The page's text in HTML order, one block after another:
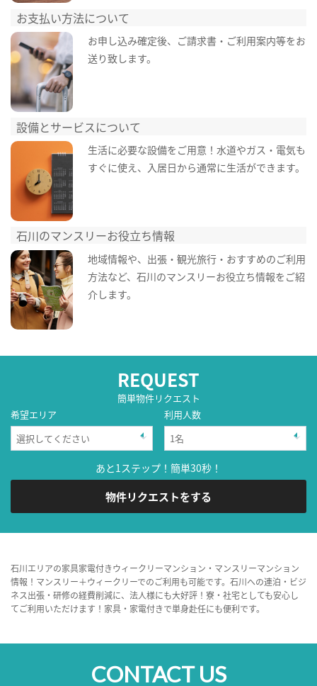
お支払い方法について
お申し込み確定後、ご請求書・ご利用案内等をお
送り致します。
設備とサービスについて
生活に必要な設備をご用意！水道やガス・電気も
すぐに使え、入居日から通常に生活ができます。
石川のマンスリーお役立ち情報
地域情報や、出張・観光旅行・おすすめのご利用
方法など、石川のマンスリーお役立ち情報をご紹
介します。
REQUEST
簡単物件リクエスト
希望エリア
利用人数
あと1ステップ！簡単30秒！
物件リクエストをする
石川エリアの家具家電付きウィークリーマンション・マンスリーマンション
情報！マンスリー＋ウィークリーでのご利用も可能です。石川への連泊・ビジ
ネス出張・研修の経費削減に、法人様にも大好評！寮・社宅としても安心し
てご利用いただけます！家具・家電付きで単身赴任にも便利です。
CONTACT US